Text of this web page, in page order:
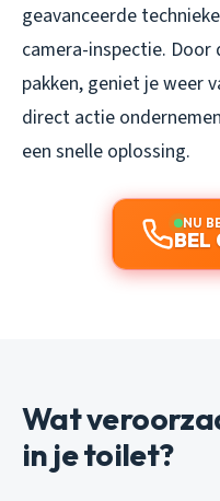
geavanceerde
camera-inspectie.
pakken, geniet je weer
direct actie
een snelle oplossing.
NU
BEL
Wat
in je toilet?